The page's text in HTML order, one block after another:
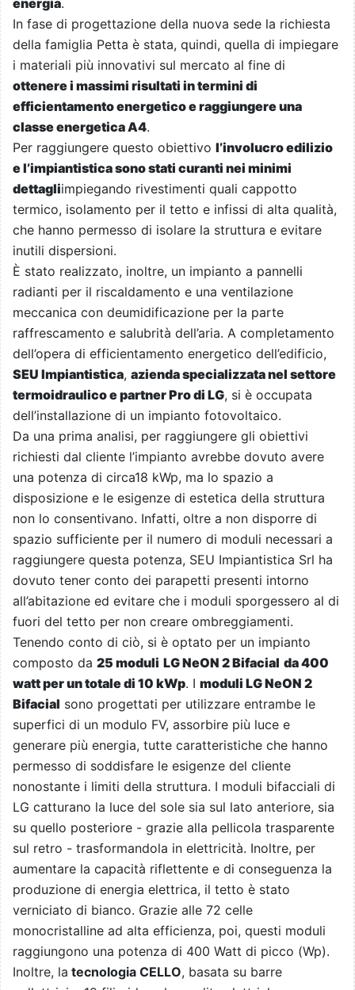
energia.
In fase di progettazione della nuova sede la richiesta
della famiglia Petta è stata, quindi, quella di impiegare
i materiali più innovativi sul mercato al fine di
ottenere i massimi risultati in termini di
efficientamento energetico e raggiungere una
classe energetica A4.
Per raggiungere questo obiettivo l’involucro edilizio
e l’impiantistica sono stati curanti nei minimi
dettagliimpiegando rivestimenti quali cappotto
termico, isolamento per il tetto e infissi di alta qualità,
che hanno permesso di isolare la struttura e evitare
inutili dispersioni.
È stato realizzato, inoltre, un impianto a pannelli
radianti per il riscaldamento e una ventilazione
meccanica con deumidificazione per la parte
raffrescamento e salubrità dell’aria. A completamento
dell’opera di efficientamento energetico dell’edificio,
SEU Impiantistica, azienda specializzata nel settore
termoidraulico e partner Pro di LG, si è occupata
dell’installazione di un impianto fotovoltaico.
Da una prima analisi, per raggiungere gli obiettivi
richiesti dal cliente l’impianto avrebbe dovuto avere
una potenza di circa18 kWp, ma lo spazio a
disposizione e le esigenze di estetica della struttura
non lo consentivano. Infatti, oltre a non disporre di
spazio sufficiente per il numero di moduli necessari a
raggiungere questa potenza, SEU Impiantistica Srl ha
dovuto tener conto dei parapetti presenti intorno
all’abitazione ed evitare che i moduli sporgessero al di
fuori del tetto per non creare ombreggiamenti.
Tenendo conto di ciò, si è optato per un impianto
composto da 25 moduli LG NeON 2 Bifacial da 400
watt per un totale di 10 kWp. I moduli LG NeON 2
Bifacial sono progettati per utilizzare entrambe le
superfici di un modulo FV, assorbire più luce e
generare più energia, tutte caratteristiche che hanno
permesso di soddisfare le esigenze del cliente
nonostante i limiti della struttura. I moduli bifacciali di
LG catturano la luce del sole sia sul lato anteriore, sia
su quello posteriore - grazie alla pellicola trasparente
sul retro - trasformandola in elettricità. Inoltre, per
aumentare la capacità riflettente e di conseguenza la
produzione di energia elettrica, il tetto è stato
verniciato di bianco. Grazie alle 72 celle
monocristalline ad alta efficienza, poi, questi moduli
raggiungono una potenza di 400 Watt di picco (Wp).
Inoltre, la tecnologia CELLO, basata su barre